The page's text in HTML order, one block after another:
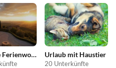
Günstige Ferienwohnungen Urlaub mit Haustier
20 Unterkünfte